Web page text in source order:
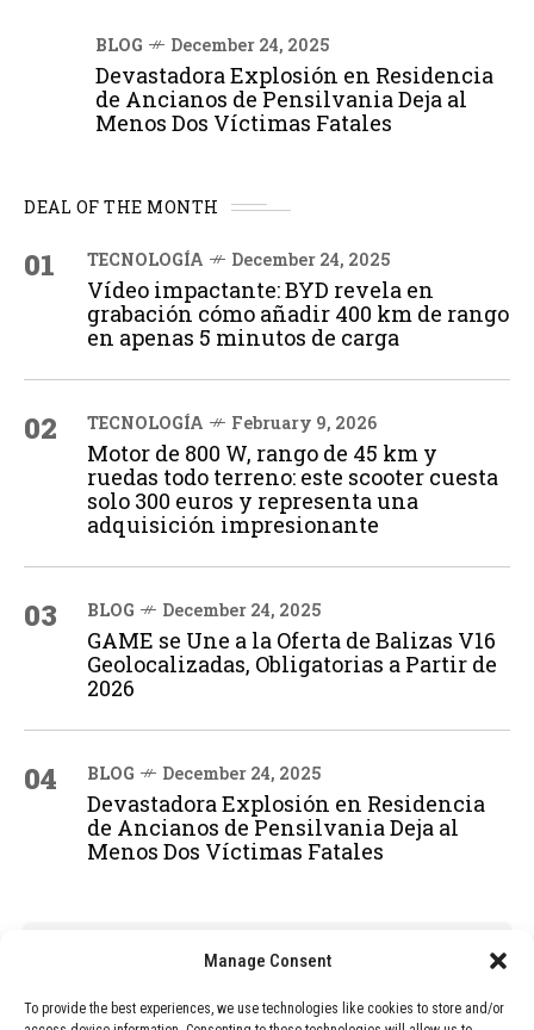
Manage Consent
To provide the best experiences, we use technologies like cookies to store and/or
BLOG December 24, 2025
Devastadora Explosión en Residencia
de Ancianos de Pensilvania Deja al
Menos Dos Víctimas Fatales
DEAL OF THE MONTH
01 TECNOLOGÍA December 24, 2025
Vídeo impactante: BYD revela en
grabación cómo añadir 400 km de rango
en apenas 5 minutos de carga
02 TECNOLOGÍA February 9, 2026
Motor de 800 W, rango de 45 km y
ruedas todo terreno: este scooter cuesta
solo 300 euros y representa una
adquisición impresionante
03 BLOG December 24, 2025
GAME se Une a la Oferta de Balizas V16
Geolocalizadas, Obligatorias a Partir de
2026
04 BLOG December 24, 2025
Devastadora Explosión en Residencia
de Ancianos de Pensilvania Deja al
Menos Dos Víctimas Fatales